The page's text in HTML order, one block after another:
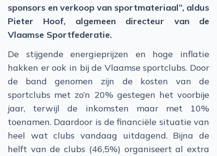
sponsors en verkoop van sportmateriaal”, aldus
Pieter Hoof, algemeen directeur van de
Vlaamse Sportfederatie.
De stijgende energieprijzen en hoge inflatie
hakken er ook in bij de Vlaamse sportclubs. Door
de band genomen zijn de kosten van de
sportclubs met zo’n 20% gestegen het voorbije
jaar, terwijl de inkomsten maar met 10%
toenamen. Daardoor is de financiële situatie van
heel wat clubs vandaag uitdagend. Bijna de
helft van de clubs (46,5%) organiseert al extra